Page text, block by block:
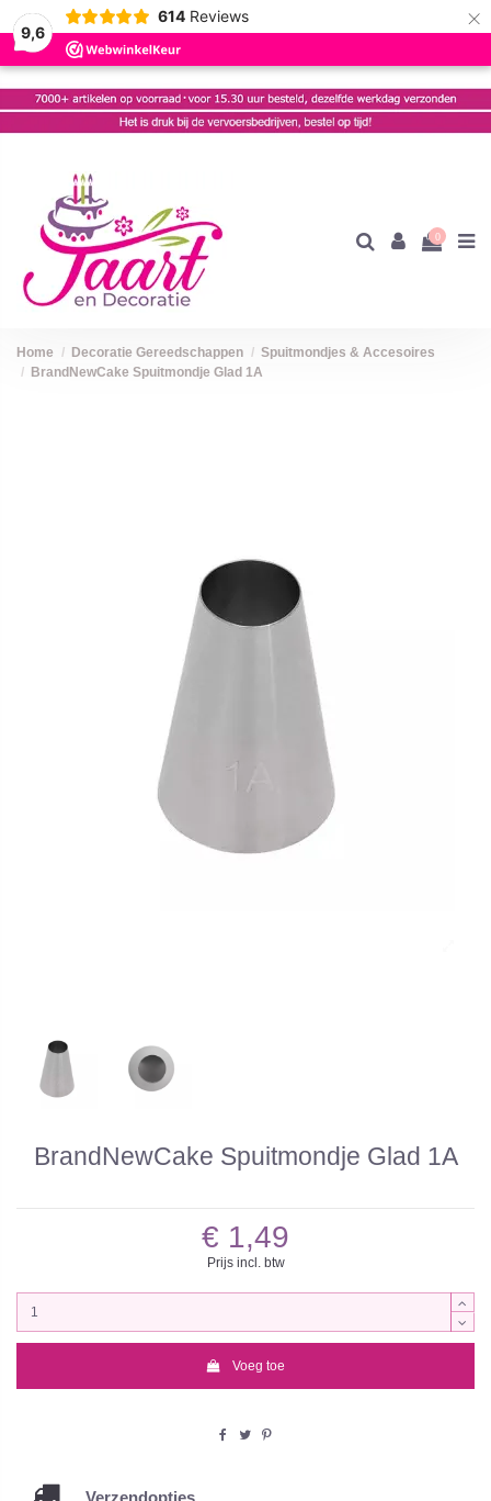
9,6
614 Reviews ×
0
Home Decoratie Gereedschappen
Spuitmondjes & Accesoires
BrandNewCake Spuitmondje Glad 1A
BrandNewCake Spuitmondje Glad 1A
€ 1,49
Prijs incl. btw
Voeg toe
Verzendopties